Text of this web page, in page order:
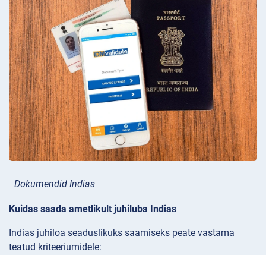
Dokumendid Indias
Kuidas saada ametlikult juhiluba Indias
Indias juhiloa seaduslikuks saamiseks peate vastama
teatud kriteeriumidele: